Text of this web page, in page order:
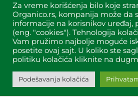
Copyright © 2024 Organico All Rights
Designed&built byTitan dizajn.
Za vreme korišćenja bilo koje
Organico.rs, kompanija može da
informacije na korisnikov uređaj,
(eng. "cookies"). Tehnologija
Vam pružimo najbolje moguće
posetite ovaj sajt. U koliko ste
politiku kolačića kliknite na
Podešavanja kolačića